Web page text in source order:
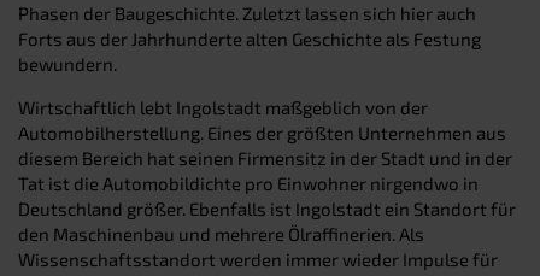
Phasen der Baugeschichte. Zuletzt lassen sich hier auch
Forts aus der Jahrhunderte alten Geschichte als Festung
bewundern.
Wirtschaftlich lebt Ingolstadt maßgeblich von der
Automobilherstellung. Eines der größten Unternehmen aus
diesem Bereich hat seinen Firmensitz in der Stadt und in der
Tat ist die Automobildichte pro Einwohner nirgendwo in
Deutschland größer. Ebenfalls ist Ingolstadt ein Standort für
den Maschinenbau und mehrere Ölraffinerien. Als
Wissenschaftsstandort werden immer wieder Impulse für